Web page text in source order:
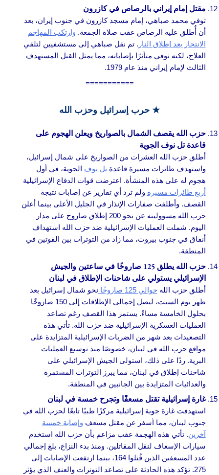
مقتل إمام إيراني بالرصاص في كازرون
توفي محمد صباهي، إمام مسجد كازرون في جنوب إيران، بعد
أن أُطلق عليه الرصاص عقب صلاة الجمعة. وارتكب المهاجم
الانتحار بعد إطلاق النار . تم نقل صباهي إلى مستشفيين لتلقي
العلاج، لكنه توفي متأثرًا بإصاباته، مما يمثل القتل المستهدف
الثالث لإمام إيراني منذ عام 1979.
===========
★ حرب إسرائيل وحزب الله
حزب الله يقصف الشمال بالصواريخ ويعلن الهجوم على
قاعدة تل نوف الجوية
أطلق حزب الله العشرات من الصواريخ على شمال إسرائيل،
واستهدف طائرات مسيرة قاعدةتل نوف الجوية، في أول
هجوم له على هذه المنشأة. اعترضت قوات الدفاع الإسرائيلية
أربع طائرات مسيرة ولم ترد أي تقارير عن إصابات نتيجة
القصف. وأطلقت صفارات الإنذار في الجليل الأعلى بينما أعلن
حزب الله مسؤوليته عن نحو 200 إطلاق صاروخ على مدار
اليوم. شملت العمليات الإسرائيلية ضد حزب الله استهداف
أنفاق في جنوب بيروت، مما زاد من التوترات بين القوتين في
المنطقة.
حزب الله يطلق 125 صاروخًا في ساعتين والجيش
الإسرائيلي يستولي على شاحنات الإطلاق في لبنان
أطلق حزب الله حوالي 125 صاروخًا
نحو شمال إسرائيل بعد
ظهر يوم السبت، ليصل إجمالي الإطلاقات إلى 150 صاروخًا
بحلول الخامسة مساءً. يستمر هذا القصف رغم تصاعد
العمليات العسكرية الإسرائيلية ضد حزب الله. تأتي هذه
التصعيدات بعد شهر من الضربات الإسرائيلية المتزايدة على
مواقع حزب الله في لبنان، خصوصًا منذ توسيع العمليات
البرية. ردًا على ذلك، استولى الجيش الإسرائيلي على
شاحنات إطلاق في لبنان، مما يبرز التوترات المستمرة
والعدائيات المتزايدة بين الجانبين في المنطقة.
غارة إسرائيلية تقتل مسعفًا وتجرح خمسة في لبنان
استهدفت غارة جوية إسرائيلية مركزًا طبيًا تابعًا لحزب الله في
جنوب لبنان، مما أسفر عن مقتل مسعف وإصابة خمسة
آخرين. تأتي هذه الهجمة عقب مزاعم بأن حزب الله استخدم
سيارات الإسعاف لنقل المقاتلين. ومنذ بدء النزاع، بلغ إجمالي
عدد المسعفين الذين قُتلوا 164، بينما ارتفعت الإصابات إلى
275. تؤكد هذه الحادثة على تصاعد التوترات والعنف الذي يؤثر